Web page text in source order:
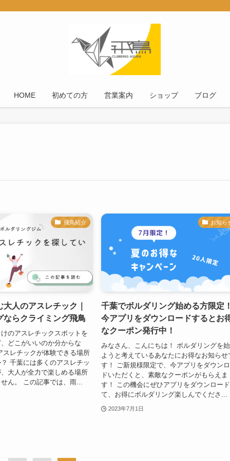
HOME 初めての方 営業案内 ショップ ブログ
飛鳥紹介
人のアスレチック｜
ならクライミング飛鳥
のアスレチックスポットを
どこがいいのか分からな
レチックが体験できる場所
千葉には多くのアスレチッ
大人が全力で楽しめる場所
ん。 この記事では、雨...
お知ら
千葉でボルダリング始める方限定！
今アプリをダウンロードするとお
なクーポン発行中！
みなさん、こんにちは！ ボルダリングを
ようと考えているあなたにお得なお知らせ
す！ ご新規様限定で、今アプリをダウン
ドいただくと、素敵なクーポンがもらえま
す！ この機会にぜひアプリをダウンロー
て、お得にボルダリング楽しんでくださ...
2023年7月1日